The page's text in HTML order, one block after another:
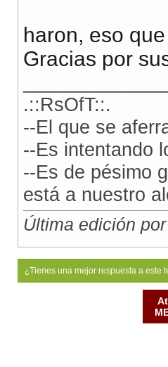
haron, eso
Gracias por
.::RsOfT::.
--El que se
--Es intentando
--Es de pésimo
está a nuestro
Última edición
¿Tienes una mejor respuesta a este